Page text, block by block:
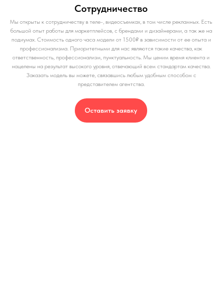
Сотрудничество
Мы открыты к сотрудничеству в теле-, видеосъемках, в том числе рекламных. Есть
большой опыт работы для маркетплейсов, с брендами и дизайнерами, а так же на
подиумах. Стоимость одного часа модели от 1500₽ в зависимости от ее опыта и
профессионализма. Приоритетными для нас являются такие качества, как
ответственность, профессионализм, пунктуальность. Мы ценим время клиента и
нацелены на результат высокого уровня, отвечающий всем стандартам качества.
Заказать модель вы можете, связавшись любым удобным способом с
представителем агентства.
Оставить заявку